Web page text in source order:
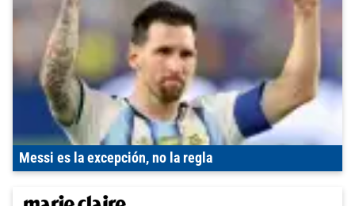
Messi es la excepción, no la regla